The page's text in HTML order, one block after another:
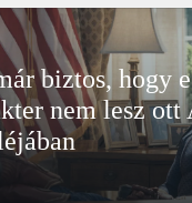
biztos, hogy
nem lesz ott